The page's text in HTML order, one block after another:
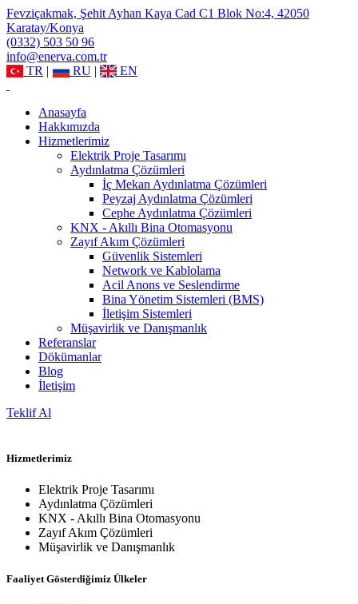
Fevziçakmak, Şehit Ayhan Kaya Cad C1 Blok No:4, 42050
Karatay/Konya
(0332) 503 50 96
info@enerva.com.tr
TR | RU | EN
Anasayfa
Hakkımızda
Hizmetlerimiz
Elektrik Proje Tasarımı
Aydınlatma Çözümleri
İç Mekan Aydınlatma Çözümleri
Peyzaj Aydınlatma Çözümleri
Cephe Aydınlatma Çözümleri
KNX - Akıllı Bina Otomasyonu
Zayıf Akım Çözümleri
Güvenlik Sistemleri
Network ve Kablolama
Acil Anons ve Seslendirme
Bina Yönetim Sistemleri (BMS)
İletişim Sistemleri
Müşavirlik ve Danışmanlık
Referanslar
Dökümanlar
Blog
İletişim
Teklif Al
Hizmetlerimiz
Elektrik Proje Tasarımı
Aydınlatma Çözümleri
KNX - Akıllı Bina Otomasyonu
Zayıf Akım Çözümleri
Müşavirlik ve Danışmanlık
Faaliyet Gösterdiğimiz Ülkeler